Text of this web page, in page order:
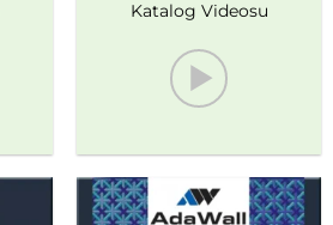
Katalog Videosu